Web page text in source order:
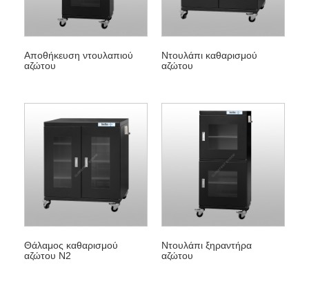
Αποθήκευση ντουλαπιού
αζώτου
Ντουλάπι καθαρισμού
αζώτου
Θάλαμος καθαρισμού
αζώτου N2
Ντουλάπι ξηραντήρα
αζώτου